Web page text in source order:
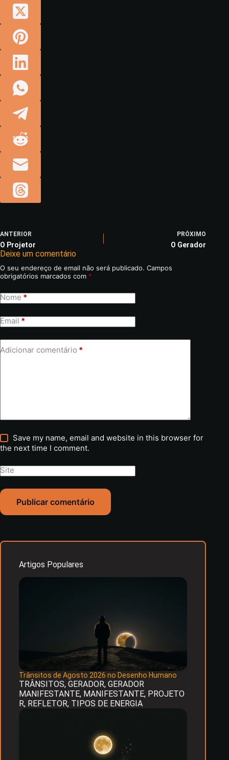
ANTERIOR
O Projetor
PRÓXIMO
O Gerador
Deixe um comentário
O seu endereço de email não será publicado. Campos
obrigatórios marcados com *
Nome *
Email *
Adicionar comentário *
Save my name, email and website in this browser for
the next time I comment.
Site
Publicar comentário
Artigos Populares
Trânsitos de Agosto 2026 no Desenho Humano
TRÂNSITOS, GERADOR, GERADOR
MANIFESTANTE, MANIFESTANTE, PROJETO
R, REFLETOR, TIPOS DE ENERGIA